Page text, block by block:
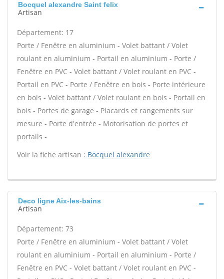
Bocquel alexandre Saint felix
Artisan
Département: 17
Porte / Fenêtre en aluminium - Volet battant / Volet
roulant en aluminium - Portail en aluminium - Porte /
Fenêtre en PVC - Volet battant / Volet roulant en PVC -
Portail en PVC - Porte / Fenêtre en bois - Porte intérieure
en bois - Volet battant / Volet roulant en bois - Portail en
bois - Portes de garage - Placards et rangements sur
mesure - Porte d'entrée - Motorisation de portes et
portails -
Voir la fiche artisan : Bocquel alexandre
Deco ligne Aix-les-bains
Artisan
Département: 73
Porte / Fenêtre en aluminium - Volet battant / Volet
roulant en aluminium - Portail en aluminium - Porte /
Fenêtre en PVC - Volet battant / Volet roulant en PVC -